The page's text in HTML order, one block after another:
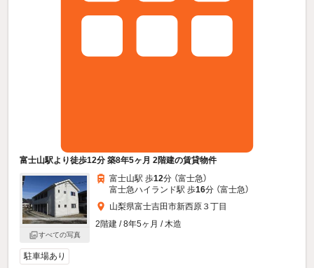
富士山駅より徒歩12分 築8年5ヶ月 2階建の賃貸物件
すべての写真
富士山駅 歩12分 （富士急）
富士急ハイランド駅 歩16分 （富士急）
山梨県富士吉田市新西原３丁目
2階建 / 8年5ヶ月 / 木造
駐車場あり